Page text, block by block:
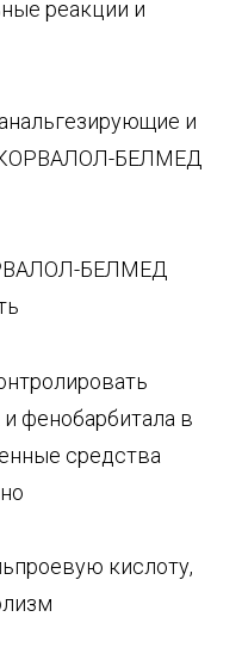
реакции и
и
КОРВАЛОЛ-БЕЛМЕД
БЕЛМЕД
фенобарбитала в
средства
кислоту,